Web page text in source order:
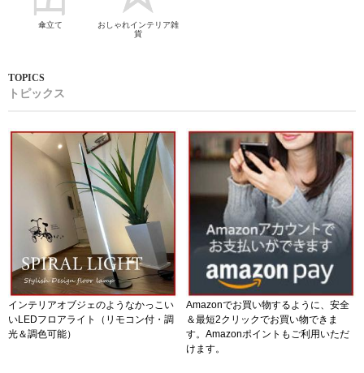
傘立て
おしゃれインテリア雑
貨
トピックス
インテリアオブジェのようなかっこい
いLEDフロアライト（リモコン付・調
光＆調色可能）
Amazonでお買い物するように、安全
＆最短2クリックでお買い物できま
す。Amazonポイントもご利用いただ
けます。